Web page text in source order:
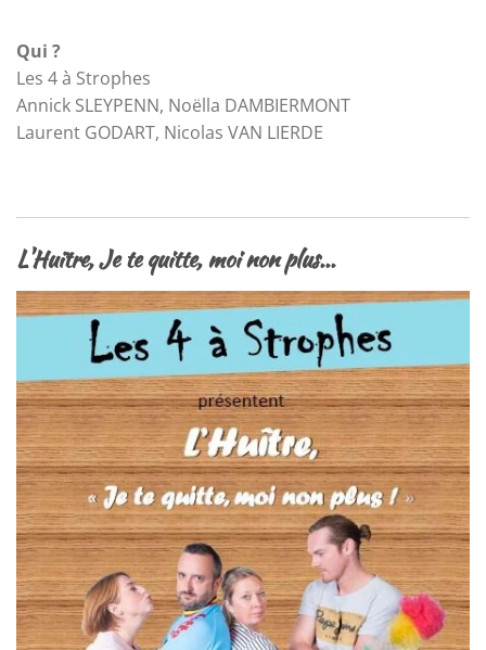
Qui ?
Les 4 à Strophes
Annick SLEYPENN, Noëlla DAMBIERMONT
Laurent GODART, Nicolas VAN LIERDE
L'Huïtre, Je te quitte, moi non plus...